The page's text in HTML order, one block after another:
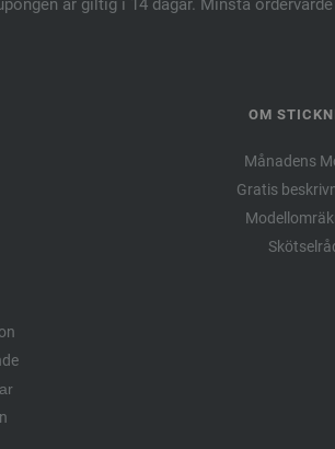
är giltig i 14 dagar. Minsta
OM
Månadens
Gratis